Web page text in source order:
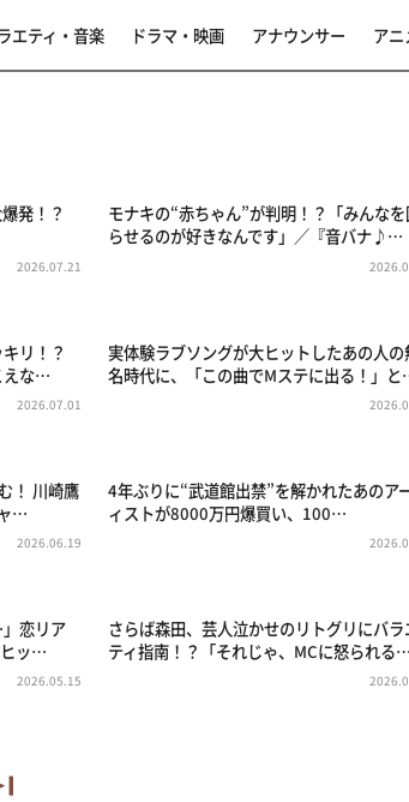
エティ・音楽 ドラマ・映画 アナウンサー アニ
発！？
2026.07.21
モナキの“赤ちゃん”が判明！？「みんな
らせるのが好きなんです」／『音バナ♪…
リ！？
えな…
2026.07.01
実体験ラブソングが大ヒットしたあの人の
名時代に、「この曲でMステに出る！」
！ 川崎鷹
…
2026.06.19
4年ぶりに“武道館出禁”を解かれたあのア
ィストが8000万円爆買い、100…
恋リア
ッ…
2026.05.15
さらば森田、芸人泣かせのリトグリにバラ
ティ指南！？「それじゃ、MCに怒られる…